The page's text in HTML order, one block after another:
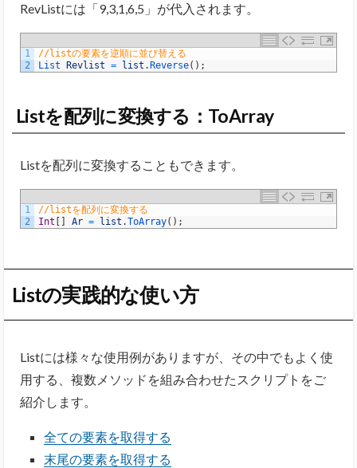
RevListには「9,3,1,6,5」が代入されます。
1
2
//listの要素を逆順に並び替える
List
Revlist = list . Reverse( ) ;
Listを配列に変換する：ToArray
Listを配列に変換することもできます。
1
2
//listを配列に変換する
Int [ ] Ar = list .ToArray( ) ;
Listの実践的な使い方
Listには様々な使用例がありますが、その中でもよく使
用する、複数メソッドを組み合わせたスクリプトをご
紹介します。
全ての要素を取得する
末尾の要素を取得する